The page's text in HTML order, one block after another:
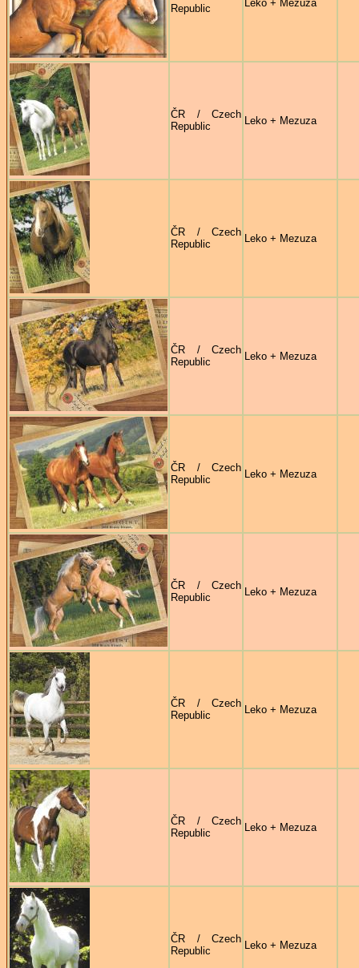
Republic
Leko + Mezuza
ČR / Czech
Republic
Leko + Mezuza
ČR / Czech
Republic
Leko + Mezuza
ČR / Czech
Republic
Leko + Mezuza
ČR / Czech
Republic
Leko + Mezuza
ČR / Czech
Republic
Leko + Mezuza
ČR / Czech
Republic
Leko + Mezuza
ČR / Czech
Republic
Leko + Mezuza
ČR / Czech
Republic
Leko + Mezuza